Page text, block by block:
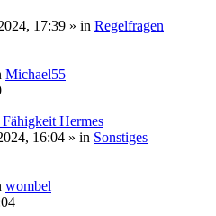
17:39 » in Regelfragen
Michael55
Hermes
16:04 » in Sonstiges
wombel